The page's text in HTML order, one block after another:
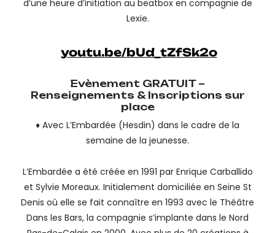
d’une heure d’initiation au beatbox en compagnie de
Lexie.
youtu.be/bUd_tZfSk2o
Evènement GRATUIT –
Renseignements & Inscriptions sur
place
♦ Avec L’Embardée (Hesdin) dans le cadre de la
semaine de la jeunesse.
L’Embardée a été créée en 1991 par Enrique Carballido
et Sylvie Moreaux. Initialement domiciliée en Seine St
Denis où elle se fait connaître en 1993 avec le Théâtre
Dans les Bars, la compagnie s’implante dans le Nord